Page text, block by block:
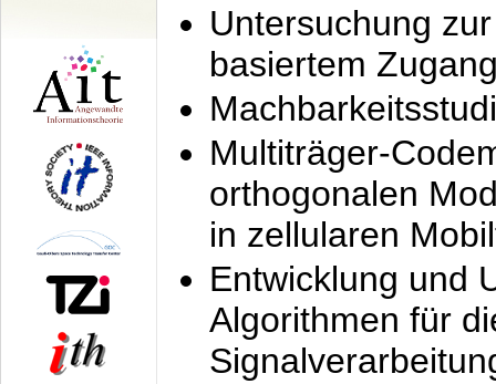
Untersuchung
basiertem
Multiträger-
orthogonalen
in zellularen
Entwicklung und
Algorithmen für